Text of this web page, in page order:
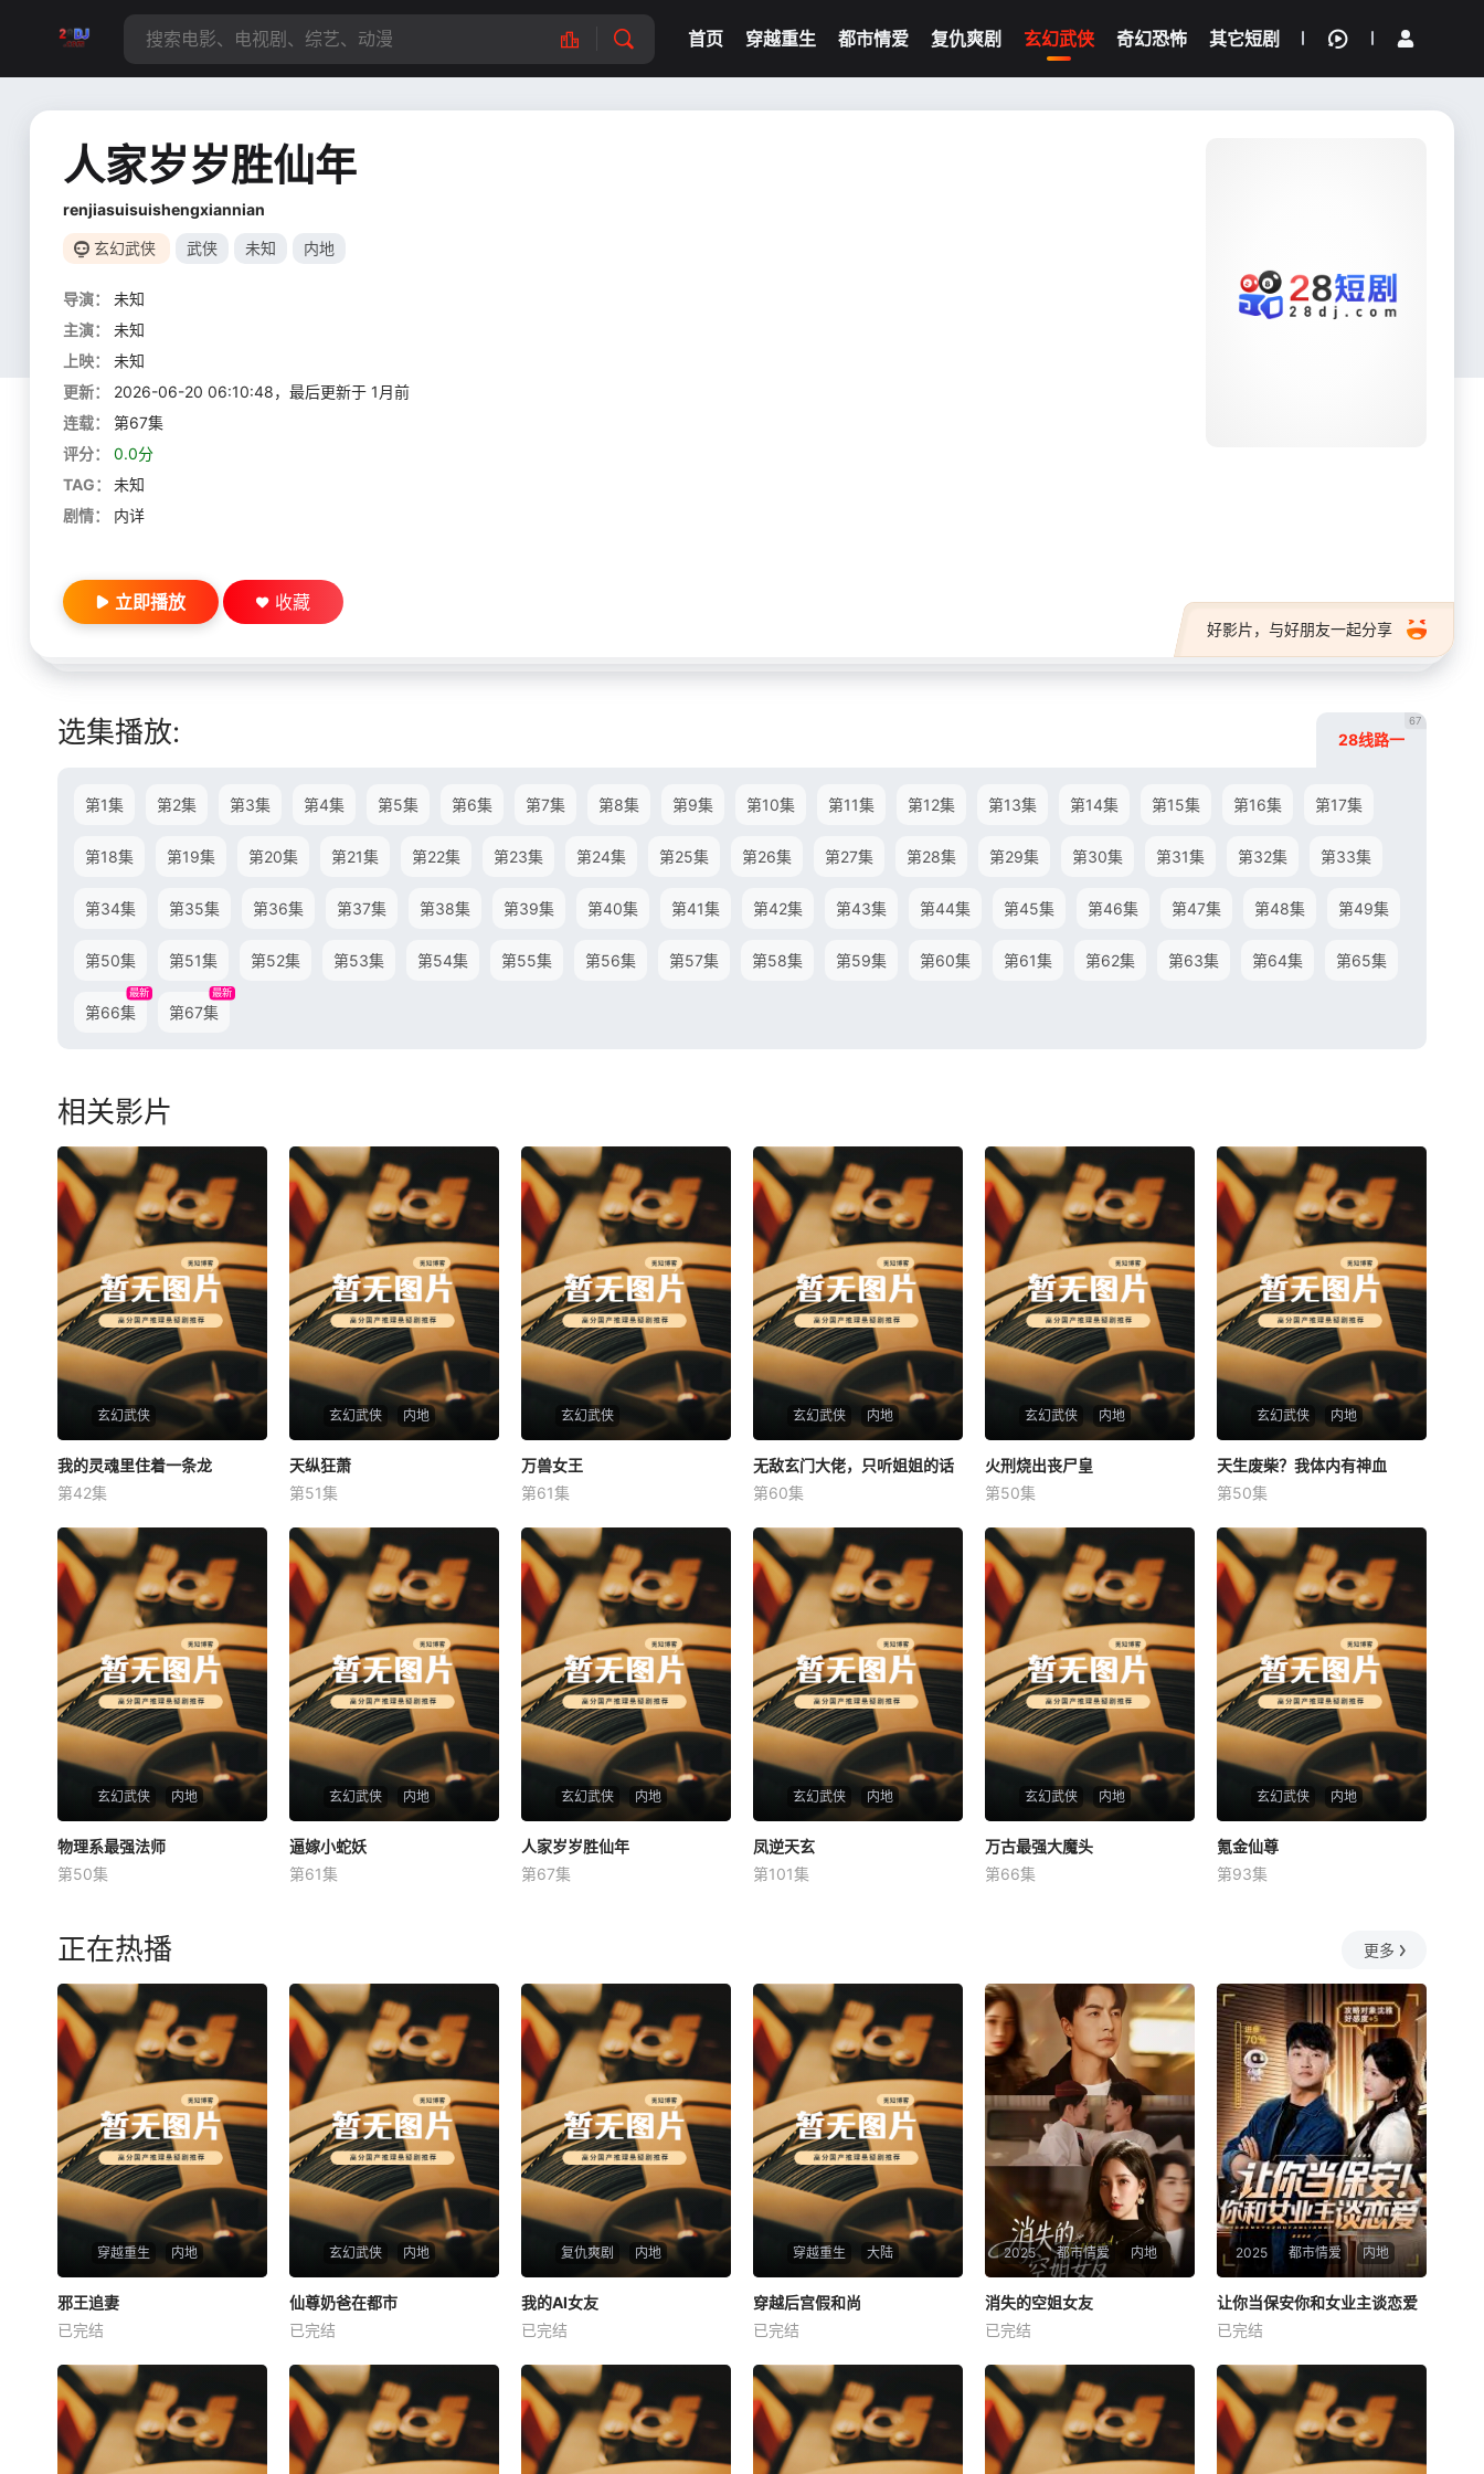
首页 穿越重生 都市情爱 复仇爽剧 玄幻武侠 奇幻恐怖 其它短剧
我的观影记录
人家岁岁胜仙年
renjiasuisuishengxiannian
玄幻武侠 武侠 未知 内地
导演：
未知
主演：
未知
上映：
未知
更新：
2026-06-20 06:10:48，最后更新于 1月前
连载：
第67集
评分：
0.0分
TAG：
未知
剧情：
内详
好影片，与好朋友一起分享
立即播放 收藏
选集播放: 28线路一
67
第1集 第2集 第3集 第4集 第5集 第6集 第7集 第8集 第9集 第10集 第11集 第12集 第13集 第14集 第15集 第16集 第17集
第18集 第19集 第20集 第21集 第22集 第23集 第24集 第25集 第26集 第27集 第28集 第29集 第30集 第31集 第32集 第33集
第34集 第35集 第36集 第37集 第38集 第39集 第40集 第41集 第42集 第43集 第44集 第45集 第46集 第47集 第48集 第49集
第50集 第51集 第52集 第53集 第54集 第55集 第56集 第57集 第58集 第59集 第60集 第61集 第62集 第63集 第64集 第65集
第66集
最新
第67集
最新
相关影片
玄幻武侠
我的灵魂里住着一条龙
未知
我的灵魂里住着一条龙
第42集
玄幻武侠 内地
天纵狂萧
未知
天纵狂萧
第51集
玄幻武侠
万兽女王
未知
万兽女王
第61集
玄幻武侠 内地
无敌玄门大佬，只听姐姐的话
未知
无敌玄门大佬，只听姐姐的话
第60集
玄幻武侠 内地
火刑烧出丧尸皇
未知
火刑烧出丧尸皇
第50集
玄幻武侠 内地
未知
天生废柴？我体内有神血
第50集
玄幻武侠 内地
物理系最强法师
未知
物理系最强法师
第50集
玄幻武侠 内地
逼嫁小蛇妖
未知
逼嫁小蛇妖
第61集
玄幻武侠 内地
人家岁岁胜仙年
未知
人家岁岁胜仙年
第67集
玄幻武侠 内地
凤逆天玄
未知
凤逆天玄
第101集
玄幻武侠 内地
万古最强大魔头
未知
万古最强大魔头
第66集
玄幻武侠 内地
氪金仙尊
未知
氪金仙尊
第93集
正在热播 更多
穿越重生 内地
邪王追妻
未知
邪王追妻
已完结
玄幻武侠 内地
仙尊奶爸在都市
未知
仙尊奶爸在都市
已完结
复仇爽剧 内地
我的AI女友
未知
我的AI女友
已完结
穿越重生 大陆
穿越后宫假和尚
未知
穿越后宫假和尚
已完结
2025 都市情爱 内地
消失的空姐女友
未知
消失的空姐女友
已完结
2025 都市情爱 内地
未知
让你当保安你和女业主谈恋爱
已完结